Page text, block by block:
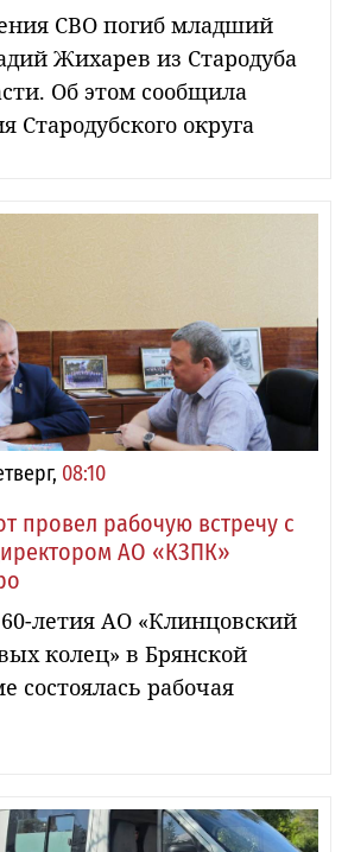
СВО погиб младший
Жихарев из Стародуба
Об этом сообщила
Стародубского округа
08:10
провел рабочую встречу с
АО «КЗПК»
летия АО «Клинцовский
колец» в Брянской
состоялась рабочая